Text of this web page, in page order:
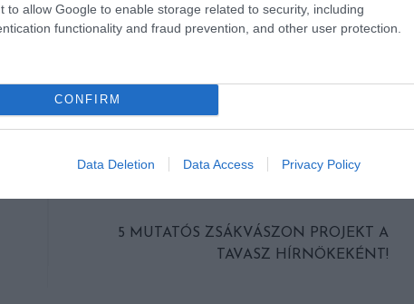
to allow Google to enable storage related to security, including
functionality and fraud prevention, and other user protection.
CONFIRM
Data Deletion Data Access Privacy Policy
5 MUTATÓS ZSÁKVÁSZON PROJEKT A
TAVASZ HÍRNÖKEKÉNT!